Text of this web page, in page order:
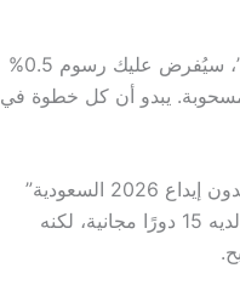
وبالإضافة إلى ذلك، إذا قررت سحب أرباحك عبر محفظة “PayPal”، سيُفرض عليك رسوم 0.5%
يضيف إلى حسابك 0.1 ريال على كل 20 ريال مسحوبة. يبدو أن كل خطوة في
المثال الحي: أحد الأصدقاء جرب “دورات مجانية ماكينات سلوتس بدون إيداع 2026 السعودية”
على موقع “MGM” في الشهر الماضي. بعد 3 أيام من اللعب، كان لديه 15 دورًا مجانية، لكنه